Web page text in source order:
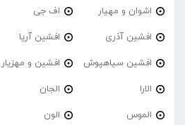
اشوان و مهیار اف جی
افشین آذری افشین آریا
افشین سیاهپوش افشین و مهزیار
الارا الجان
الموس الون